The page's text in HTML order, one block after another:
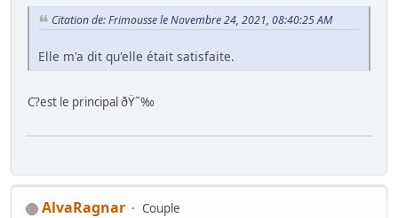
Citation de: Frimousse le Novembre 24, 2021, 08:40:25 AM
Elle m'a dit qu'elle était satisfaite.
C?est le principal ðŸ˜‰
AlvaRagnar
Couple